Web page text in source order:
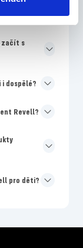
Revell?
začít s
dospělé?
Revell?
pro děti?